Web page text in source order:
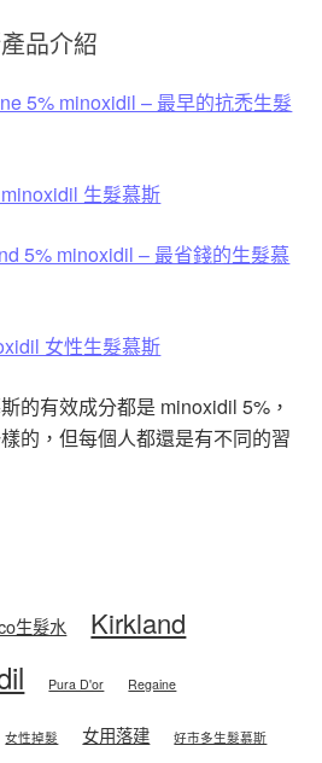
品介紹
5% minoxidil – 最早的抗禿生髮
生髮慕斯
5% minoxidil – 最省錢的生髮慕
女性生髮慕斯
的有效成分都是 minoxidil 5%，
的，但每個人都還是有不同的習
生髮水 Kirkland
Pura D'or Regaine
女性掉髮 女用落建 好市多生髮慕斯